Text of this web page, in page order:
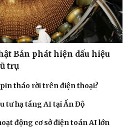
Bản phát hiện dấu hiệu
trụ
tháo rời trên điện thoại?
tư hạ tầng AI tại Ấn Độ
động cơ sở điện toán AI lớn